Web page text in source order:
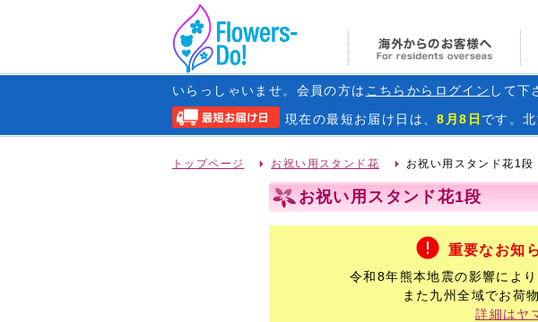
海
いらっしゃいませ。会員の方は こちらからログイン して下
現在の最短お届け日 は、8月8日 です。
トップページ お祝い用スタンド花 お祝い用スタンド花1段
お祝い用スタンド花1段
重要なお知
令和8年熊本地震の影響によ
また九州全域でお荷
詳細はヤ